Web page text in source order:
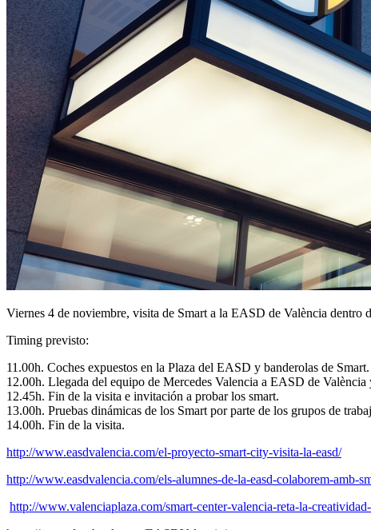
Viernes 4 de noviembre, visita de Smart a la EASD de València dentro
Timing previsto:
11.00h. Coches expuestos en la Plaza del EASD y banderolas de
12.00h. Llegada del equipo de Mercedes Valencia a EASD de
12.45h. Fin de la visita e invitación a probar los smart.
13.00h. Pruebas dinámicas de los Smart por parte de los grupos de
14.00h. Fin de la visita.
http://www.easdvalencia.com/el-proyecto-smart-city-visita-la-easd/
http://www.easdvalencia.com/els-alumnes-de-la-easd-colaborem-amb-
http://www.valenciaplaza.com/smart-center-valencia-reta-la-